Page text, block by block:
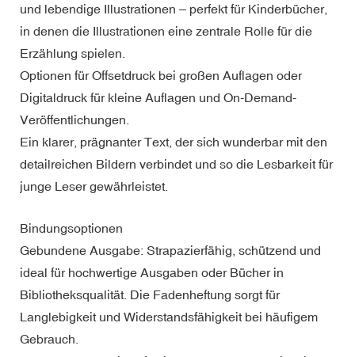
und lebendige Illustrationen – perfekt für Kinderbücher,
in denen die Illustrationen eine zentrale Rolle für die
Erzählung spielen.
Optionen für Offsetdruck bei großen Auflagen oder
Digitaldruck für kleine Auflagen und On-Demand-
Veröffentlichungen.
Ein klarer, prägnanter Text, der sich wunderbar mit den
detailreichen Bildern verbindet und so die Lesbarkeit für
junge Leser gewährleistet.
Bindungsoptionen
Gebundene Ausgabe: Strapazierfähig, schützend und
ideal für hochwertige Ausgaben oder Bücher in
Bibliotheksqualität. Die Fadenheftung sorgt für
Langlebigkeit und Widerstandsfähigkeit bei häufigem
Gebrauch.